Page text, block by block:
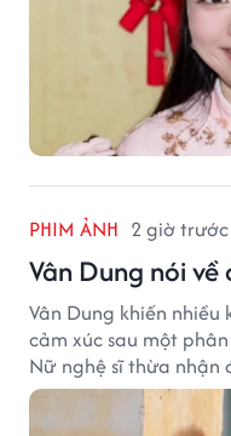
PHIM ẢNH 2 giờ trước
Vân Dung nói
Vân Dung khiến nhiều
cảm xúc sau một
Nữ nghệ sĩ thừa
mẹ không phải sự
chứng kiến những